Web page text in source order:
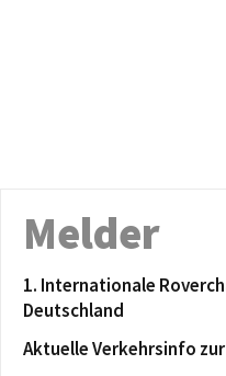
Melder
1. Internationale
Deutschland
Aktuelle Verkehrsinfo